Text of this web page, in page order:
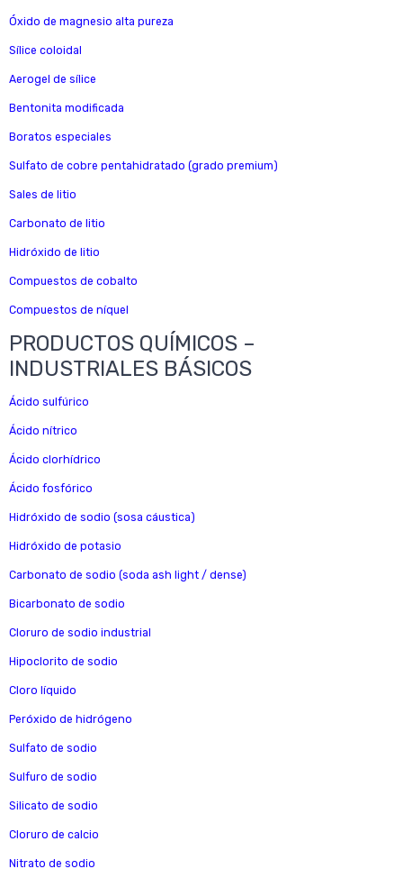
Óxido de magnesio alta pureza
Sílice coloidal
Aerogel de sílice
Bentonita modificada
Boratos especiales
Sulfato de cobre pentahidratado (grado premium)
Sales de litio
Carbonato de litio
Hidróxido de litio
Compuestos de cobalto
Compuestos de níquel
PRODUCTOS QUÍMICOS –
INDUSTRIALES BÁSICOS
Ácido sulfúrico
Ácido nítrico
Ácido clorhídrico
Ácido fosfórico
Hidróxido de sodio (sosa cáustica)
Hidróxido de potasio
Carbonato de sodio (soda ash light / dense)
Bicarbonato de sodio
Cloruro de sodio industrial
Hipoclorito de sodio
Cloro líquido
Peróxido de hidrógeno
Sulfato de sodio
Sulfuro de sodio
Silicato de sodio
Cloruro de calcio
Nitrato de sodio